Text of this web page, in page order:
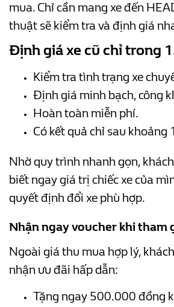
mua. Chỉ cần mang xe đến
thuật sẽ kiểm tra và định giá
Định giá xe cũ chỉ trong
Kiểm tra tình trạng xe
Định giá minh bạch, công
Hoàn toàn miễn phí.
Có kết quả chỉ sau khoảng
Nhờ quy trình nhanh gọn,
biết ngay giá trị chiếc xe của
quyết định đổi xe phù hợp.
Nhận ngay voucher khi tham
Ngoài giá thu mua hợp lý,
nhận ưu đãi hấp dẫn:
Tặng ngay 500.000 đồng